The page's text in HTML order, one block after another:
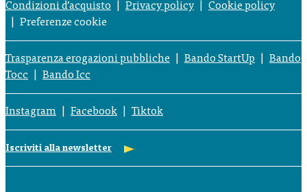
Condizioni d’acquisto Privacy policy
Cookie policy
Preferenze cookie
Trasparenza erogazioni pubbliche Bando StartUp
Bando
Tocc
Bando Icc
Instagram Facebook Tiktok
Iscriviti alla newsletter